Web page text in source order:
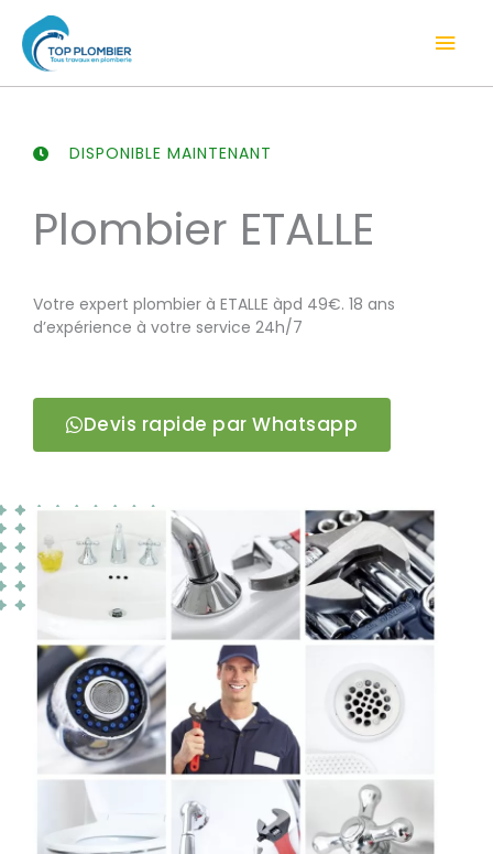
contenu
DISPONIBLE MAINTENANT
Plombier ETALLE
Votre expert plombier à ETALLE àpd 49€. 18 ans
d’expérience à votre service 24h/7
Devis rapide par Whatsapp